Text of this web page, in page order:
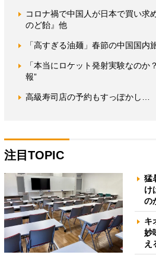
コロナ禍で中国人が日本で買い
のど飴』他
「高すぎる油麺」春節の中国国
「本当にロケット発射実験なの
報”
高級寿司店の予約もすっぽかし…
注目TOPIC
猛
け
の
キ
妙
え